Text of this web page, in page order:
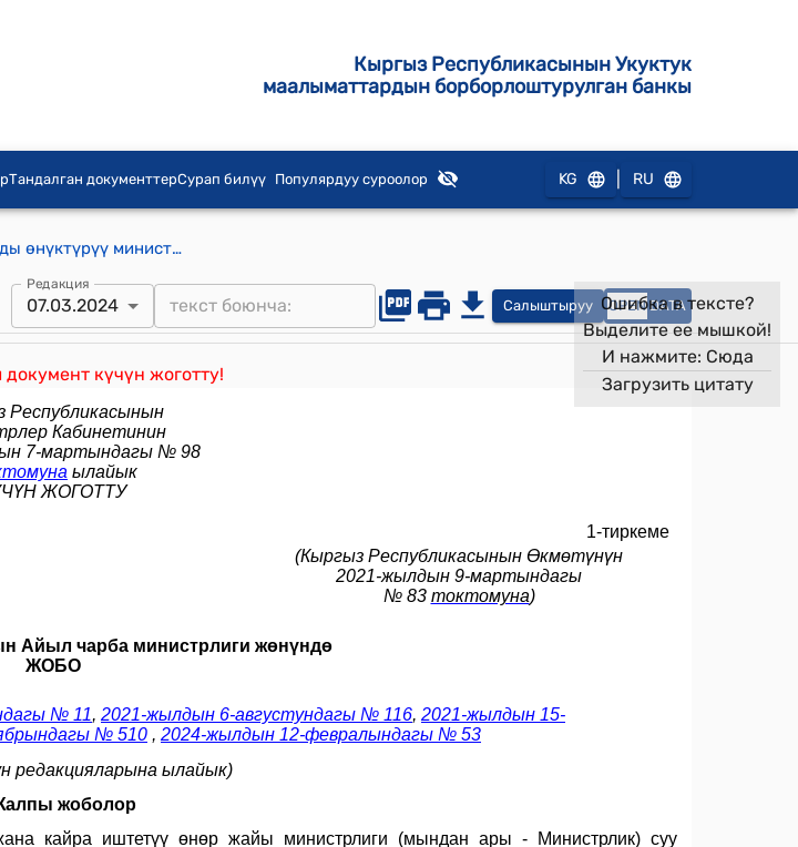
Кыргыз Республикасынын Укуктук
маалыматтардын борборлоштурулган банкы
Тандалган документтерСурап билүү Популярдуу суроолор KG RU
Кыргыз Республикасынын Айыл, суу чарба жана аймактарды өнүктүрүү министрлиги жөнүндө жобо (Кыргыз Республикасынын Өкмөтүнүн 2021-жылдын 9-мартындагы № 83 токтомуна)
Редакция
07.03.2024 Салыштыруу OPEN DATA
документ күчүн жоготту!
Ошибка в тексте?
Выделите ее мышкой!
И нажмите: Сюда
Загрузить цитату